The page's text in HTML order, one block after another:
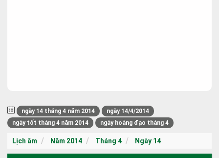
ngày 14 tháng 4 năm 2014
ngày 14/4/2014
ngày tốt tháng 4 năm 2014
ngày hoàng đạo tháng 4
Lịch âm Năm 2014 Tháng 4 Ngày 14